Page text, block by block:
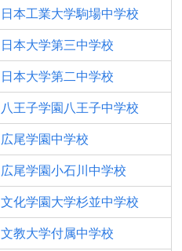
日本工業大学駒場中学校
日本大学第三中学校
日本大学第二中学校
八王子学園八王子中学校
広尾学園中学校
広尾学園小石川中学校
文化学園大学杉並中学校
文教大学付属中学校